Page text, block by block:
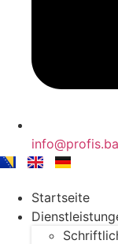
info@profis.ba
Startseite